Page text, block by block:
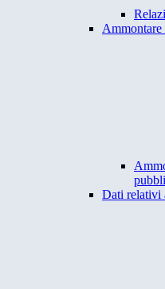
Ammontare
Dati relativi